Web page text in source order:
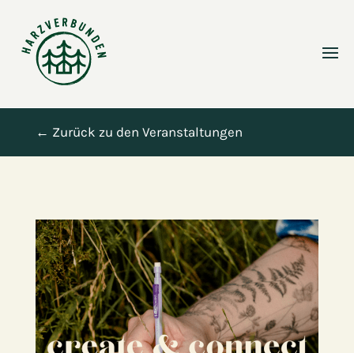
← Zurück zu den Veranstaltungen